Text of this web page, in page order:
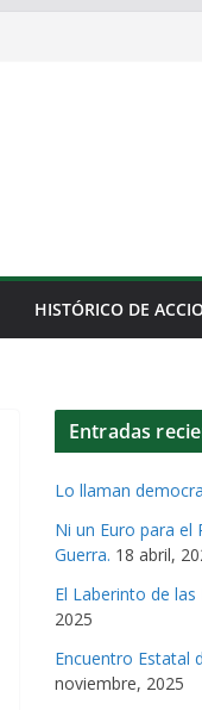
HISTÓRICO DE
Entradas
Lo llaman
Ni un Euro para el
Guerra. 18 abril,
El Laberinto de las
2025
Encuentro Estatal
noviembre, 2025